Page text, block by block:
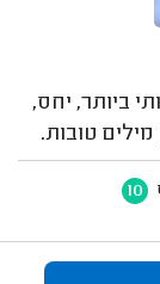
ביותר, יחס,
טובות.
10